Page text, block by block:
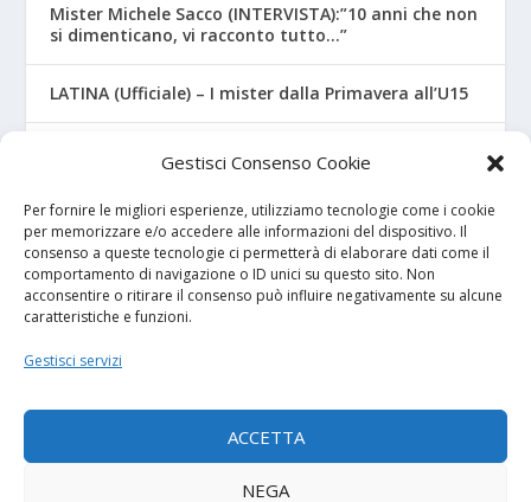
Gestisci Consenso Cookie
Per fornire le migliori esperienze, utilizziamo tecnologie come i cookie
per memorizzare e/o accedere alle informazioni del dispositivo. Il
consenso a queste tecnologie ci permetterà di elaborare dati come il
comportamento di navigazione o ID unici su questo sito. Non
acconsentire o ritirare il consenso può influire negativamente su alcune
caratteristiche e funzioni.
Gestisci servizi
ACCETTA
NEGA
Mister Michele Sacco (INTERVISTA):”10 anni che non
si dimenticano, vi racconto tutto…”
LATINA (Ufficiale) – I mister dalla Primavera all’U15
CROTONE – Primavera/Under 17, novità sui nuovi
I NOSTRI SPONSOR
Calcio Panchina
Diretta.it